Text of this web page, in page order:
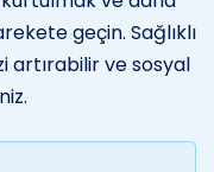
geçin. Sağlıklı
artırabilir ve sosyal